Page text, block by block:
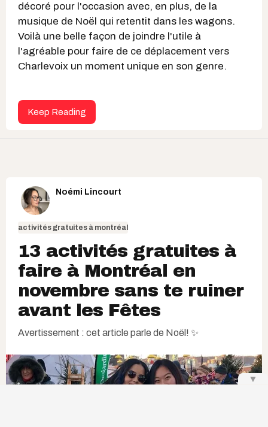
décoré pour l'occasion avec, en plus, de la
musique de Noël qui retentit dans les wagons.
Voilà une belle façon de joindre l'utile à
l'agréable pour faire de ce déplacement vers
Charlevoix un moment unique en son genre.
Keep Reading
Noémi Lincourt
activités gratuites à montréal
13 activités gratuites à
faire à Montréal en
novembre sans te ruiner
avant les Fêtes
Avertissement : cet article parle de Noël! ✨
▼